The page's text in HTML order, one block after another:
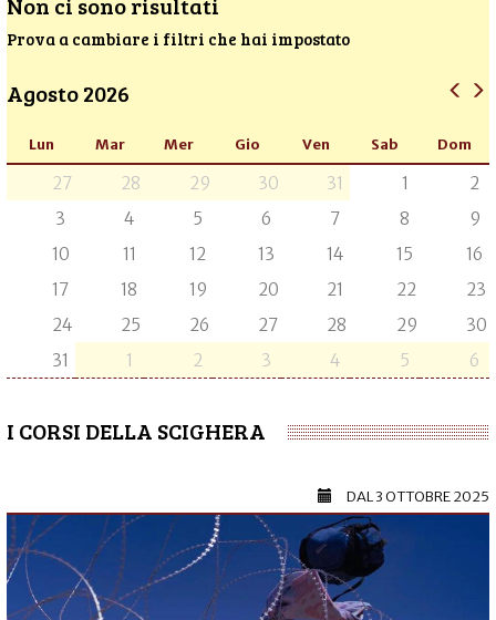
Prova a cambiare i filtri che hai impostato
Agosto 2026
Lun Mar Mer Gio Ven Sab Dom
27 28 29 30 31 1
2
3
4 5 6 7 8
9
10
11 12 13 14 15
16
17
18 19 20 21 22
23
24
25 26 27 28 29
30
31
1 2 3 4 5 6
I CORSI DELLA SCIGHERA
DAL3 OTTOBRE 2025